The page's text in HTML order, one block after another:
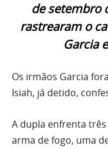
de setembro
rastrearam o
Garcia
Os irmãos Garcia
Isiah, já detido,
A dupla enfrenta
arma de fogo, uma